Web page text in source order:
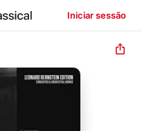
Iniciar sessão